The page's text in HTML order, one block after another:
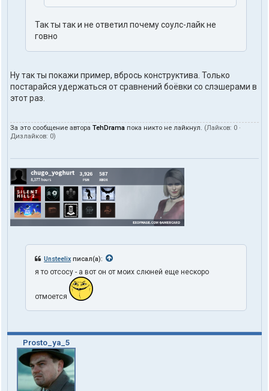
Так ты так и не ответил почему соулс-лайк не
говно
Ну так ты покажи пример, вбрось конструктива. Только
постарайся удержаться от сравнений боёвки со слэшерами в
этот раз.
За это сообщение автора TehDrama пока никто не лайкнул. (Лайков: 0 ·
Дизлайков: 0)
Unsteelix писал(а):
я то отсосу - а вот он от моих слюней еще нескоро
отмоется
Prosto_ya_5